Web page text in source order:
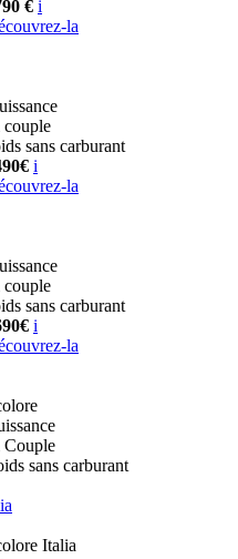
€ i
la
couple
sans carburant
i
la
couple
sans carburant
i
la
Couple
sans carburant
Italia